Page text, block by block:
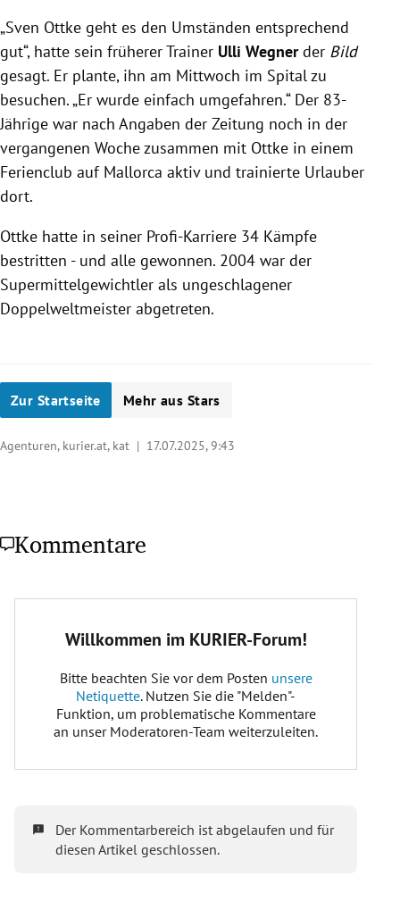
„Sven Ottke geht es den Umständen entsprechend
gut“, hatte sein früherer Trainer Ulli Wegnerder Bild
gesagt. Er plante, ihn am Mittwoch im Spital zu
besuchen. „Er wurde einfach umgefahren.“ Der 83-
Jährige war nach Angaben der Zeitung noch in der
vergangenen Woche zusammen mit Ottke in einem
Ferienclub auf Mallorca aktiv und trainierte Urlauber
dort.
Ottke hatte in seiner Profi-Karriere 34 Kämpfe
bestritten - und alle gewonnen. 2004 war der
Supermittelgewichtler als ungeschlagener
Doppelweltmeister abgetreten.
Zur Startseite Mehr aus Stars
Agenturen, kurier.at, kat | 17.07.2025, 9:43
Kommentare